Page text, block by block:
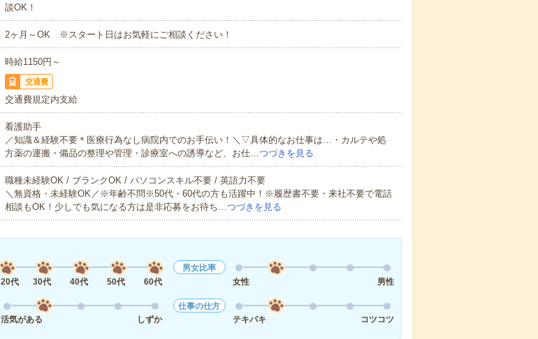
談OK！
2ヶ月～OK ※スタート日はお気軽にご相談ください！
時給1150円～
交通費
交通費規定内支給
看護助手
／知識＆経験不要＊医療行為なし病院内でのお手伝い！＼▽具体的なお仕事は…・カルテや処
方薬の運搬・備品の整理や管理・診療室への誘導など、お仕…つづきを見る
職種未経験OK / ブランクOK / パソコンスキル不要 / 英語力不要
＼無資格・未経験OK／※年齢不問※50代・60代の方も活躍中！※履歴書不要・来社不要で電話
相談もOK！少しでも気になる方は是非応募をお待ち…つづきを見る
20代
30代 40代 50代 60代
男女比率
女性
男性
活気がある
しずか
仕事の仕方
テキパキ
コツコツ